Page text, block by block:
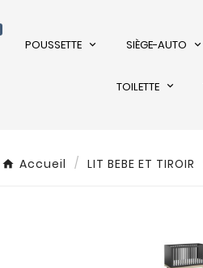
POUSSETTE SIÈGE-AUTO
TOILETTE
Accueil LIT BEBE ET TIROIR